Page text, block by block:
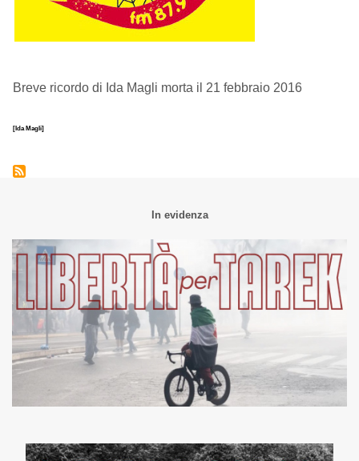
Breve ricordo di Ida Magli morta il 21 febbraio 2016
[Ida Magli]
In evidenza